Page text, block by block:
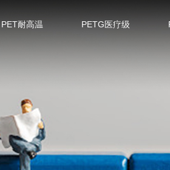
PET耐高温 PETG医疗级